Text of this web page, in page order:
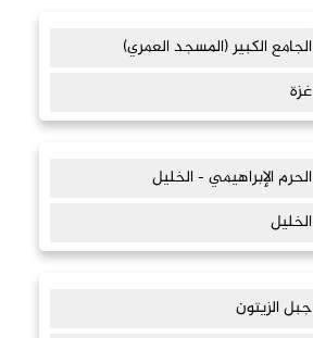
الجامع الكبير (المسجد العمري)
غزة
الحرم الإبراهيمي - الخليل
الخليل
جبل الزيتون